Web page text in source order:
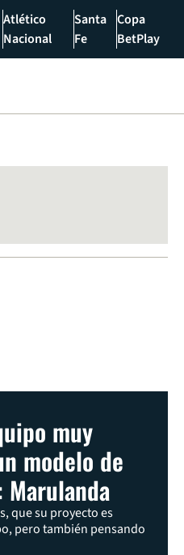
Atlético
Nacional
Santa
Fe
Copa
BetPlay
muy
modelo de
que su proyecto es
pero también pensando